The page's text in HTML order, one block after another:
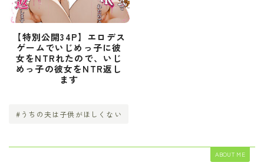
【特別公開34P】エロデス
ゲームでいじめっ子に彼
女をNTRれたので、いじ
めっ子の彼女をNTR返し
ます
#うちの夫は子供がほしくない
ABOUT ME